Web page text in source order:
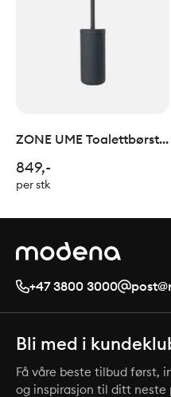
ZONE UME Toalettbørste
849,-
per stk
+47 3800 3000
Bli med i
Få våre beste tilbud først,
og inspirasjon til ditt neste